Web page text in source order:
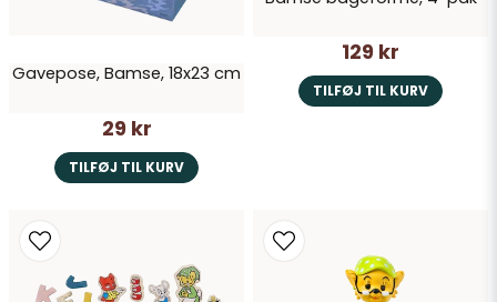
Gavepose, Bamse, 18x23 cm
29 kr
TILFØJ TIL KURV
129 kr
TILFØJ TIL KURV